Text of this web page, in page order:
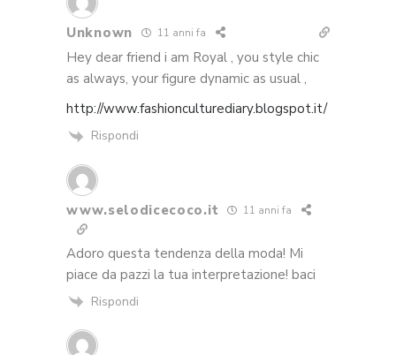
Unknown 11 anni fa
Hey dear friend i am Royal , you style chic
as always, your figure dynamic as usual ,
http://www.fashionculturediary.blogspot.it/
Rispondi
www.selodicecoco.it 11 anni fa
Adoro questa tendenza della moda! Mi
piace da pazzi la tua interpretazione! baci
Rispondi